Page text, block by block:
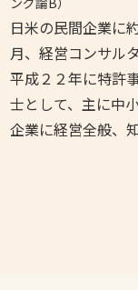
日米の民間企業に
月、経営コンサル
平成２２年に特許
士として、主に中
企業に経営全般、